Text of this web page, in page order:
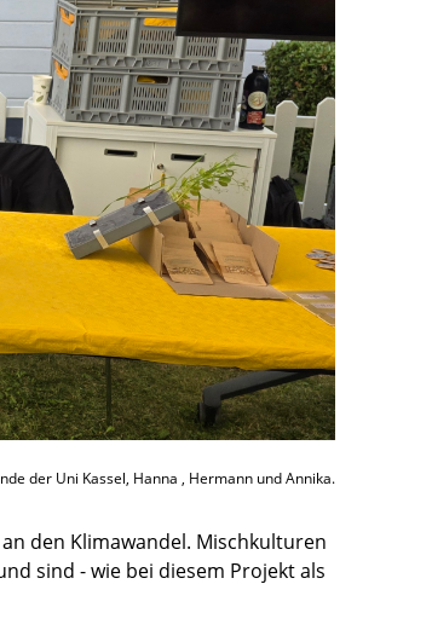
der Uni Kassel, Hanna , Hermann und Annika.
den Klimawandel. Mischkulturen
sind - wie bei diesem Projekt als